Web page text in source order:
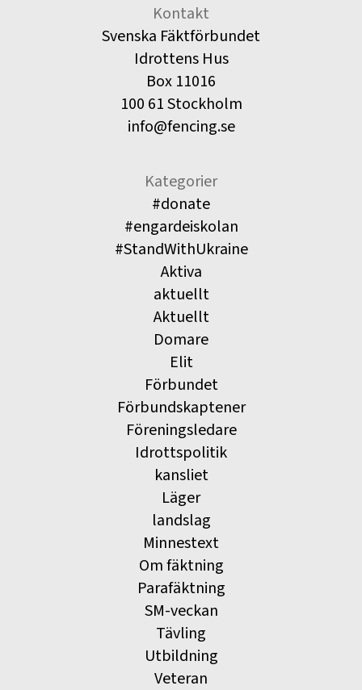
Kontakt
Svenska Fäktförbundet
Idrottens Hus
Box 11016
100 61 Stockholm
info@fencing.se
Kategorier
#donate
#engardeiskolan
#StandWithUkraine
Aktiva
aktuellt
Aktuellt
Domare
Elit
Förbundet
Förbundskaptener
Föreningsledare
Idrottspolitik
kansliet
Läger
landslag
Minnestext
Om fäktning
Parafäktning
SM-veckan
Tävling
Utbildning
Veteran